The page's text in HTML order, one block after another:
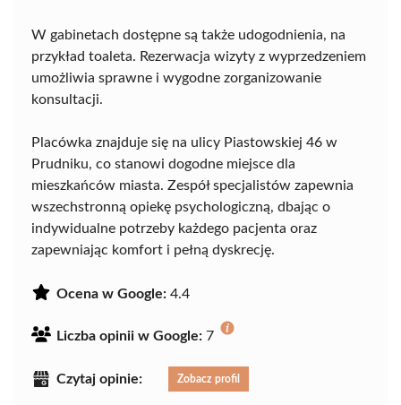
W gabinetach dostępne są także udogodnienia, na
przykład toaleta. Rezerwacja wizyty z wyprzedzeniem
umożliwia sprawne i wygodne zorganizowanie
konsultacji.
Placówka znajduje się na ulicy Piastowskiej 46 w
Prudniku, co stanowi dogodne miejsce dla
mieszkańców miasta. Zespół specjalistów zapewnia
wszechstronną opiekę psychologiczną, dbając o
indywidualne potrzeby każdego pacjenta oraz
zapewniając komfort i pełną dyskrecję.
Ocena w Google: 4.4
Liczba opinii w Google: 7
Czytaj opinie: Zobacz profil